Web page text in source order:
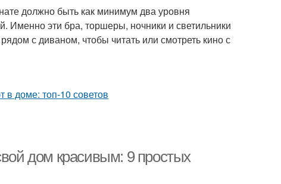
должно быть как минимум два уровня
Именно эти бра, торшеры, ночники и светильники
с диваном, чтобы читать или смотреть кино с
дом красивым: 9 простых